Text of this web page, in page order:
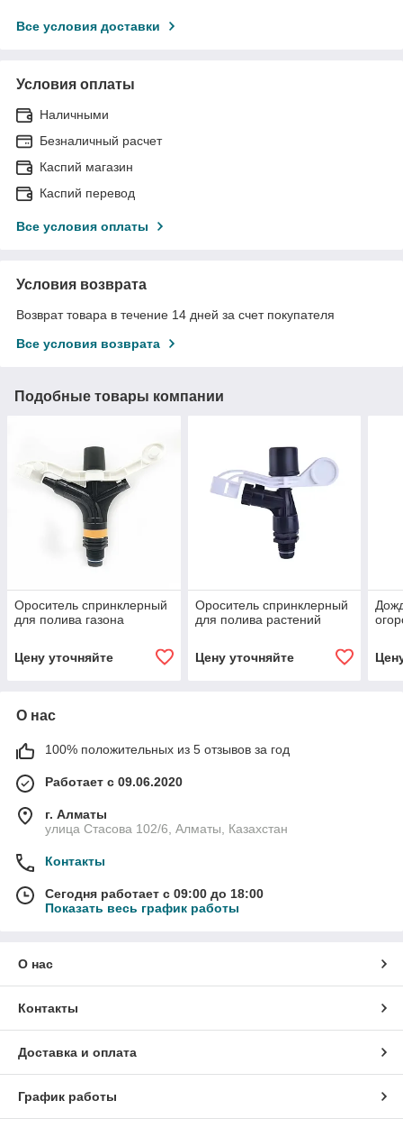
Все условия доставки
Условия оплаты
Наличными
Безналичный расчет
Каспий магазин
Каспий перевод
Все условия оплаты
Условия возврата
Возврат товара в течение 14 дней за счет покупателя
Все условия возврата
Подобные товары компании
Ороситель спринклерный
для полива газона
Цену уточняйте
Ороситель спринклерный
для полива растений
Цену уточняйте
О нас
100% положительных из 5 отзывов за год
Работает с 09.06.2020
г. Алматы
улица Стасова 102/6, Алматы, Казахстан
Контакты
Сегодня работает с 09:00 до 18:00
Показать весь график работы
О нас
Контакты
Доставка и оплата
График работы